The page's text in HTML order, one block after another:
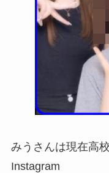
みうさんは現在高
Instagram